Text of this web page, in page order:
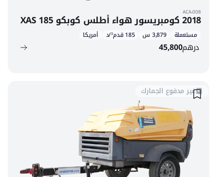
ACA-008
2018 كومبريسور هواء أطلس كوبكو XAS 185
مستعملة 3,879 س 185 قدم³/د أمريكا
درهم45,800
غير مدفوع الجمارك